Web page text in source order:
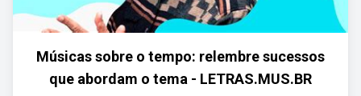
Músicas sobre o tempo: relembre sucessos
que abordam o tema - LETRAS.MUS.BR